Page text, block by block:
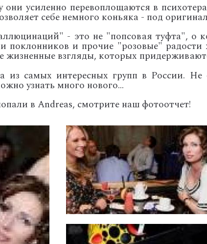
усиленно перевоплощаются в
себе немного коньяка - под
- это не "попсовая туфта", о
поклонников и прочие "розовые"
жизненные взгляды, которых
из самых интересных групп в России.
узнать много нового...
в Andreas, смотрите наш фотоотчет!